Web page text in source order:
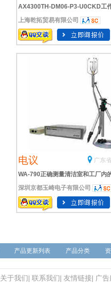
AX4300TH-DM06-P3-U0CKD工
上海乾拓贸易有限公司
电议
广东
WA-790正确测量清洁室和工厂内
备和工作台上的气流紊乱
深圳京都玉崎电子有限公司
产品更新列表 产品分类
关于我们 联系我们 友情链接| 广告